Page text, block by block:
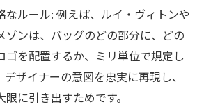
なルール: 例えば、ルイ・ヴィトンや
ゾンは、バッグのどの部分に、どの
ゴを配置するか、ミリ単位で規定し
ザイナーの意図を忠実に再現し、
に引き出すためです。